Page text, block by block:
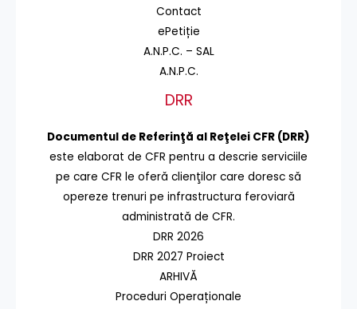
Contact
ePetiție
A.N.P.C. – SAL
A.N.P.C.
DRR
Documentul de Referinţă al Reţelei CFR (DRR)
este elaborat de CFR pentru a descrie serviciile
pe care CFR le oferă clienţilor care doresc să
opereze trenuri pe infrastructura feroviară
administrată de CFR.
DRR 2026
DRR 2027 Proiect
ARHIVĂ
Proceduri Operaționale